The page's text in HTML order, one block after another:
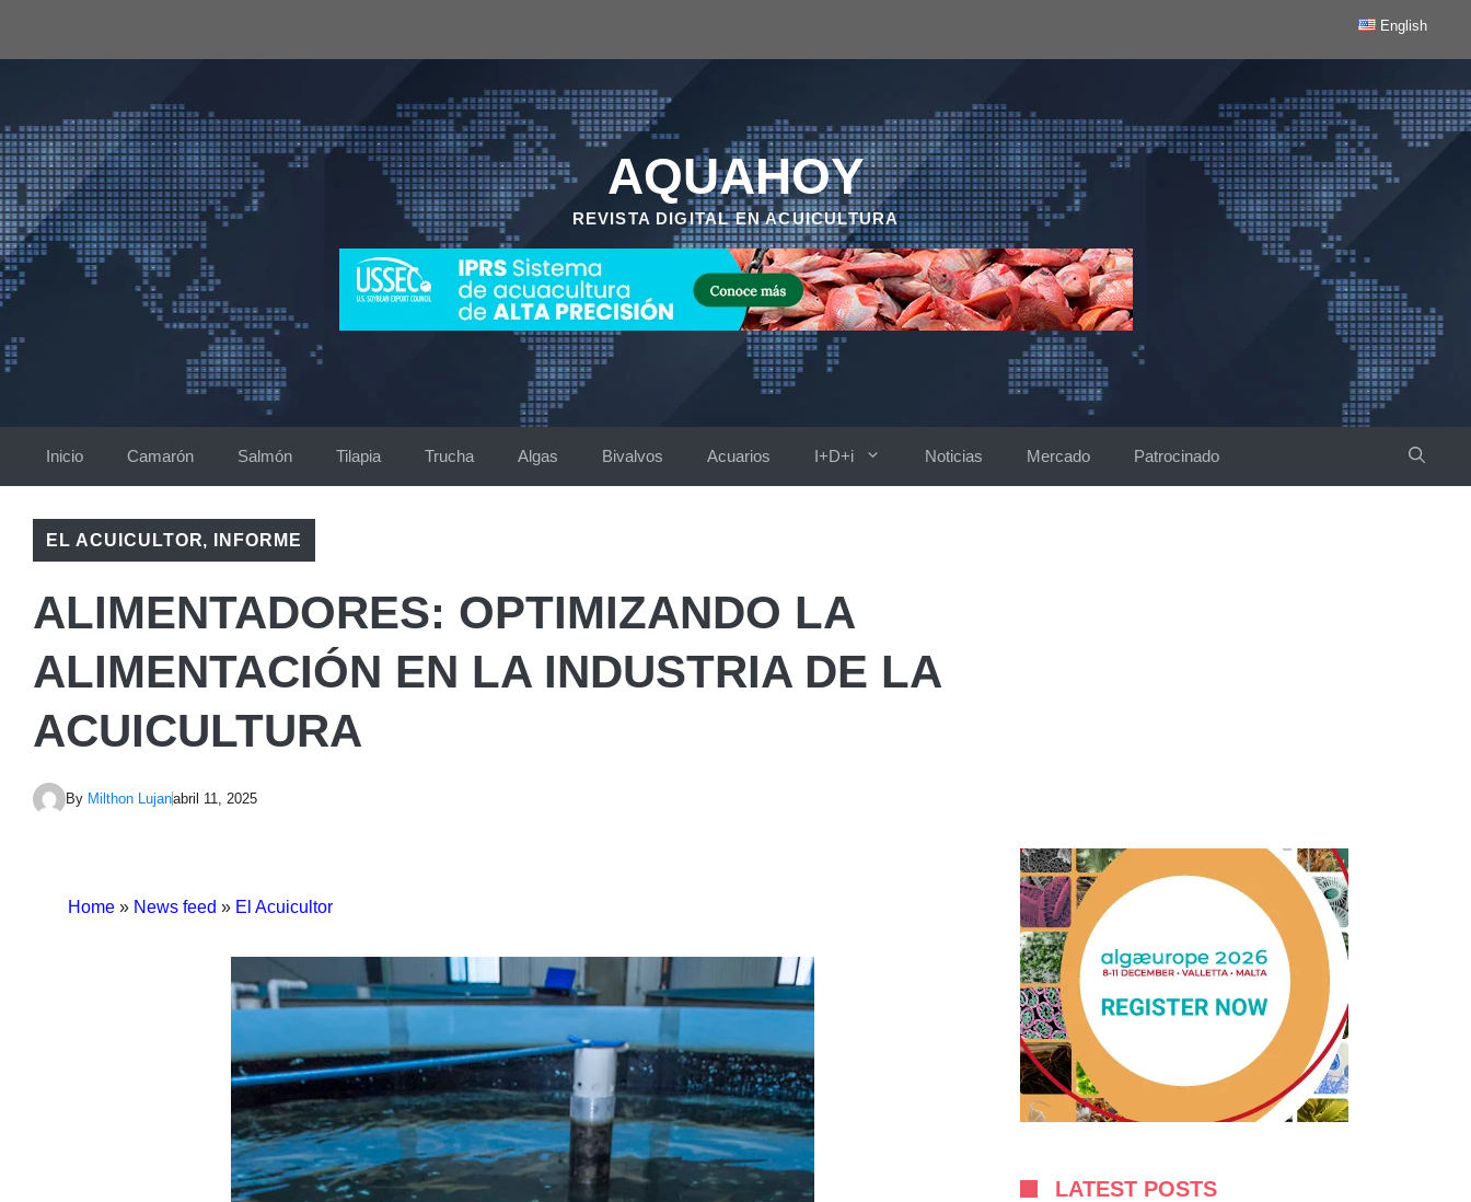
English
AQUAHOY
REVISTA DIGITAL EN ACUICULTURA
Inicio Camarón Salmón Tilapia Trucha Algas Bivalvos Acuarios I+D+i Noticias Mercado Patrocinado
EL ACUICULTOR, INFORME
ALIMENTADORES: OPTIMIZANDO LA
ALIMENTACIÓN EN LA INDUSTRIA DE LA
ACUICULTURA
By Milthon Lujanabril 11, 2025
Home » News feed » El Acuicultor
LATEST POSTS